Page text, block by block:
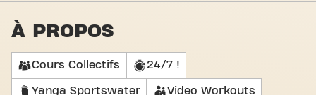
À PROPOS
Cours Collectifs 24/7 !
Yanga Sportswater Video Workouts